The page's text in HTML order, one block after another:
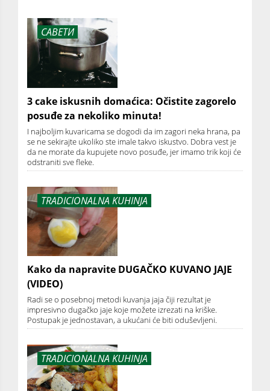
САВЕТИ
3 cake iskusnih domaćica: Očistite zagorelo
posuđe za nekoliko minuta!
I najboljim kuvaricama se dogodi da im zagori neka hrana, pa
se ne sekirajte ukoliko ste imale takvo iskustvo. Dobra vest je
da ne morate da kupujete novo posuđe, jer imamo trik koji će
odstraniti sve fleke.
TRADICIONALNA KUHINJA
Kako da napravite DUGAČKO KUVANO JAJE
(VIDEO)
Radi se o posebnoj metodi kuvanja jaja čiji rezultat je
impresivno dugačko jaje koje možete izrezati na kriške.
Postupak je jednostavan, a ukućani će biti oduševljeni.
TRADICIONALNA KUHINJA